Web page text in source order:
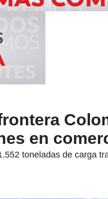
en
toneladas de carga